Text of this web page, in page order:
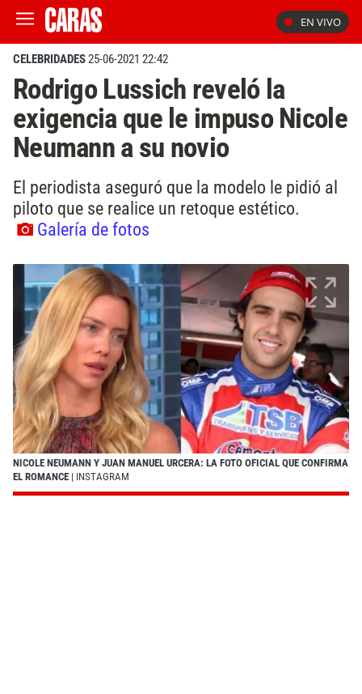
EN VIVO
CELEBRIDADES25-06-2021 22:42
Rodrigo Lussich reveló la
exigencia que le impuso Nicole
Neumann a su novio
El periodista aseguró que la modelo le pidió al
piloto que se realice un retoque estético.
Galería de fotos
NICOLE NEUMANN Y JUAN MANUEL URCERA: LA FOTO OFICIAL QUE CONFIRMA
EL ROMANCE | INSTAGRAM